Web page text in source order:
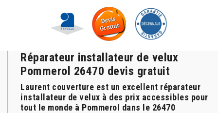
Réparateur installateur de velux
Pommerol 26470 devis gratuit
Laurent couverture est un excellent réparateur
installateur de velux à des prix accessibles pour
tout le monde à Pommerol dans le 26470